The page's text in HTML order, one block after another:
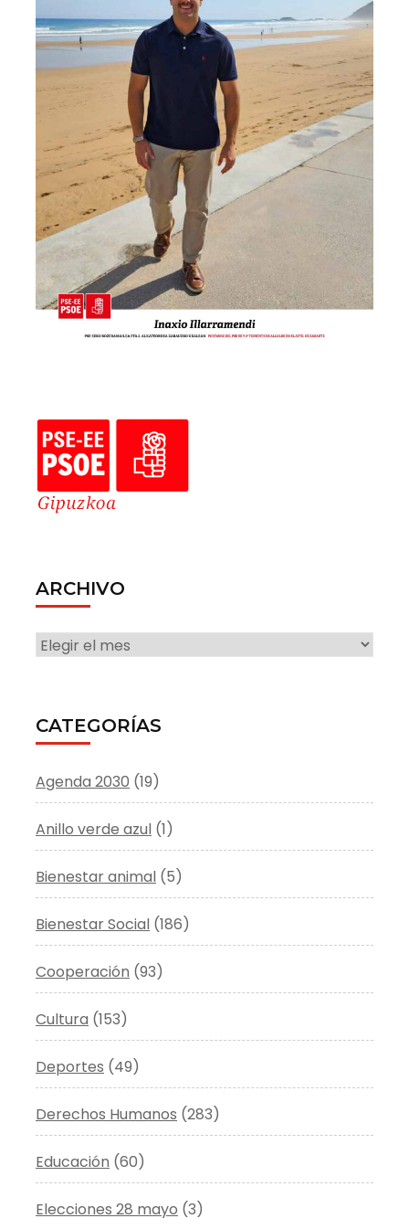
ARCHIVO
ARCHIVO
CATEGORÍAS
Agenda 2030 (19)
Anillo verde azul (1)
Bienestar animal (5)
Bienestar Social (186)
Cooperación (93)
Cultura (153)
Deportes (49)
Derechos Humanos (283)
Educación (60)
Elecciones 28 mayo (3)